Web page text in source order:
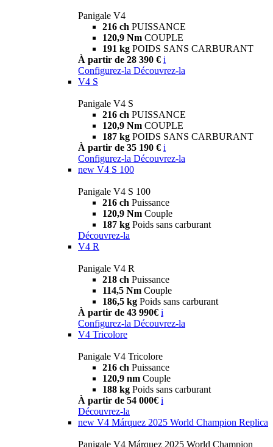
Panigale V4
216 ch PUISSANCE
120,9 Nm COUPLE
191 kg POIDS SANS CARBURANT
À partir de 28 390 € i
Configurez-la Découvrez-la
V4 S
Panigale V4 S
216 ch PUISSANCE
120,9 Nm COUPLE
187 kg POIDS SANS CARBURANT
À partir de 35 190 € i
Configurez-la Découvrez-la
new V4 S 100
Panigale V4 S 100
216 ch Puissance
120,9 Nm Couple
187 kg Poids sans carburant
Découvrez-la
V4 R
Panigale V4 R
218 ch Puissance
114,5 Nm Couple
186,5 kg Poids sans carburant
À partir de 43 990€ i
Configurez-la Découvrez-la
V4 Tricolore
Panigale V4 Tricolore
216 ch Puissance
120,9 nm Couple
188 kg Poids sans carburant
À partir de 54 000€ i
Découvrez-la
new V4 Márquez 2025 World Champion Replica
Panigale V4 Márquez 2025 World Champion